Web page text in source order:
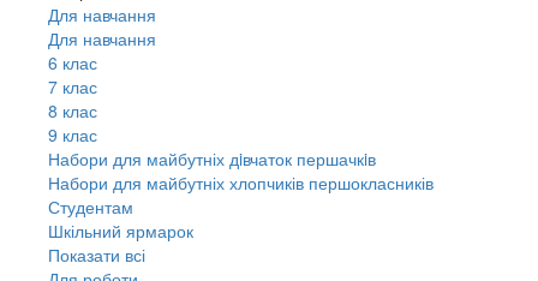
Для навчання
Для навчання
6 клас
7 клас
8 клас
9 клас
Набори для майбутніх дiвчаток першачкiв
Набори для майбутніх хлопчиків першокласників
Студентам
Шкільний ярмарок
Показати всі